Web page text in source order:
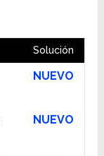
Solución
NUEVO
NUEVO